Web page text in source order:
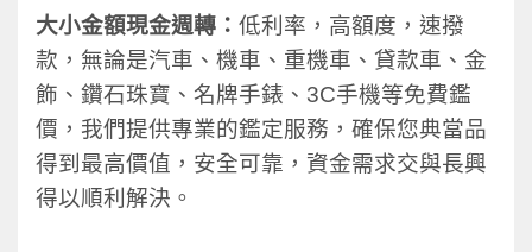
大小金額現金週轉： 低利率，高額度，速撥
款，無論是汽車、機車、重機車、貸款車、金
飾、鑽石珠寶、名牌手錶、3C手機等免費鑑
價，我們提供專業的鑑定服務，確保您典當品
得到最高價值，安全可靠，資金需求交與長興
得以順利解決。